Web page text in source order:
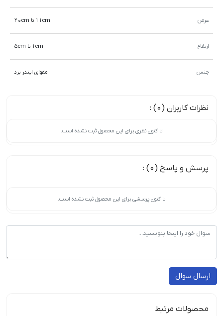
عرض 11cm تا 20cm
ارتفاع 1cm تا 5cm
جنس مقوای ایندر برد
نظرات کاربران (0) :
تا کنون نظری برای این محصول ثبت نشده است.
پرسش و پاسخ (0) :
تا کنون پرسشی برای این محصول ثبت نشده است.
ارسال سوال
محصولات مرتبط